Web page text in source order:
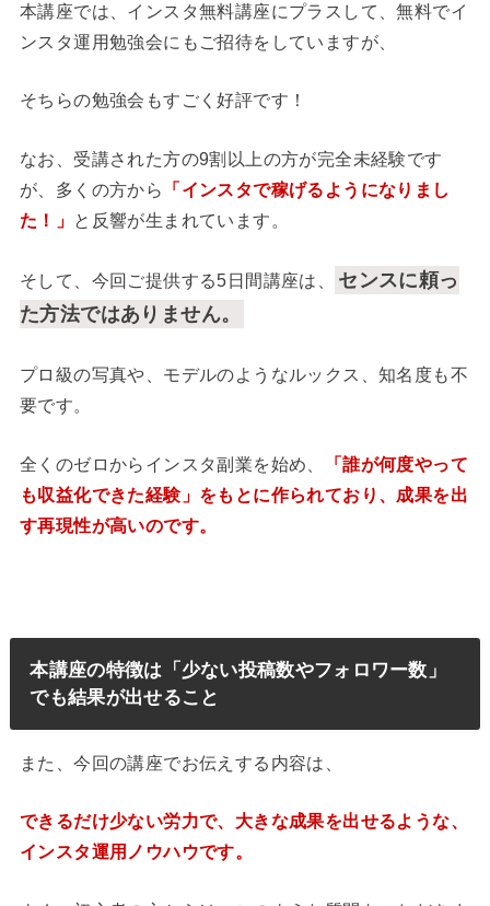
本講座では、インスタ無料講座にプラスして、無料でイ
ンスタ運用勉強会にもご招待をしていますが、
そちらの勉強会もすごく好評です！
なお、受講された方の9割以上の方が完全未経験です
が、多くの方から
「インスタで稼げるようになりまし
た！」 と反響が生まれています。
そして、今回ご提供する5日間講座は、
センスに頼っ
た方法ではありません。
プロ級の写真や、モデルのようなルックス、知名度も不
要です。
全くのゼロからインスタ副業を始め、
「誰が何度やって
も収益化できた経験」をもとに作られており、成果を出
す再現性が高いのです。
本講座の特徴は「少ない投稿数やフォロワー数」
でも結果が出せること
また、今回の講座でお伝えする内容は、
できるだけ少ない労力で、大きな成果を出せるような、
インスタ運用ノウハウです。